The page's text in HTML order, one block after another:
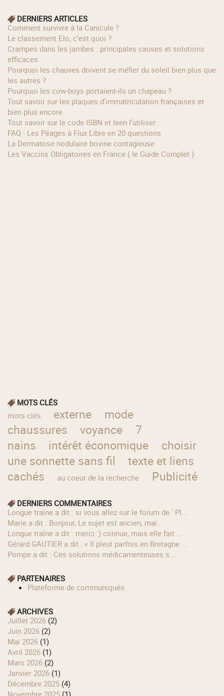
DERNIERS ARTICLES
Comment survivre à la Canicule ?
Le classement Elo, c’est quoi ?
Crampes dans les jambes : principales causes et solutions
efficaces
Pourquoi les chauves doivent se méfier du soleil bien plus que
les autres ?
Pourquoi les cow‑boys portaient‑ils un chapeau ?
Tout savoir sur les plaques d'immatriculation françaises et
bien plus encore
Tout savoir sur le code ISBN et bien l'utiliser
FAQ - Les Péages à Flux Libre en 20 questions
La Dermatose nodulaire bovine contagieuse
Les Vaccins Obligatoires en France ( le Guide Complet )
MOTS CLÉS
mots clés
externe
mode
chaussures
voyance
7
nains
intérêt économique
choisir
une sonnette sans fil
texte et liens
cachés
au coeur de la recherche Publicité
DERNIERS COMMENTAIRES
longue traîne a dit : si vous allez sur le forum de ' Pl...
Marie a dit : Bonjour, Le sujet est ancien, mai...
longue traîne a dit : merci :) connue, mais elle fait ...
Gérard GAUTIER a dit : « Il pleut parfois en Bretagne ...
Pompe a dit : Ces solutions médicamenteuses s...
PARTENAIRES
Plateforme de communiqués
ARCHIVES
juillet 2026 (2)
juin 2026 (2)
mai 2026 (1)
avril 2026 (1)
mars 2026 (2)
janvier 2026 (1)
décembre 2025 (4)